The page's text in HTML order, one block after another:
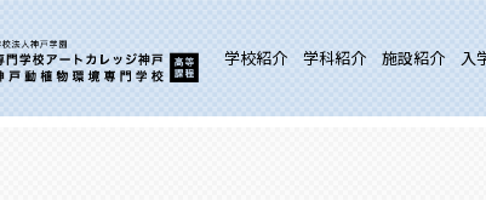
学校紹介 学科紹介 施設紹介 入